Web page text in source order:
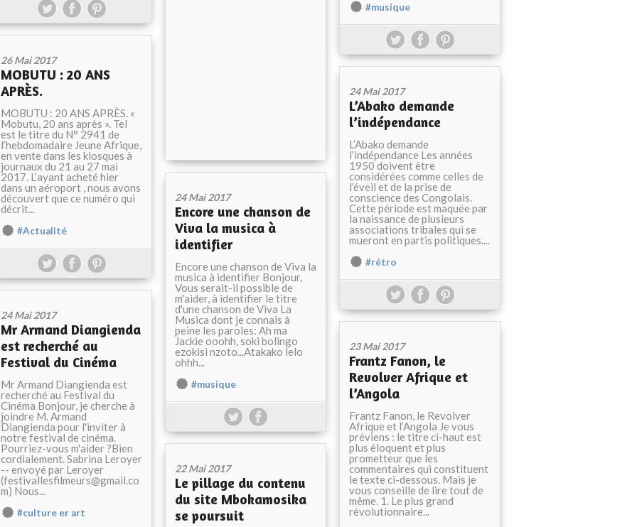
#musique
26 Mai 2017
MOBUTU : 20 ANS
APRÈS.
MOBUTU : 20 ANS APRÈS. «
Mobutu, 20 ans après ». Tel
est le titre du N° 2941 de
l’hebdomadaire Jeune Afrique,
en vente dans les kiosques à
journaux du 21 au 27 mai
2017. L’ayant acheté hier
dans un aéroport , nous avons
découvert que ce numéro qui
décrit...
#Actualité
24 Mai 2017
L’Abako demande
l’indépendance
L’Abako demande
l’indépendance Les années
1950 doivent être
considérées comme celles de
l’éveil et de la prise de
conscience des Congolais.
Cette période est maquée par
la naissance de plusieurs
associations tribales qui se
mueront en partis politiques....
#rétro
24 Mai 2017
Encore une chanson de
Viva la musica à
identifier
Encore une chanson de Viva la
musica à identifier Bonjour,
Vous serait-il possible de
m'aider, à identifier le titre
d'une chanson de Viva La
Musica dont je connais à
peine les paroles: Ah ma
Jackie ooohh, soki bolingo
ezokisi nzoto...Atakako lelo
ohhh...
#musique
24 Mai 2017
Mr Armand Diangienda
est recherché au
Festival du Cinéma
Mr Armand Diangienda est
recherché au Festival du
Cinéma Bonjour, je cherche à
joindre M. Armand
Diangienda pour l'inviter à
notre festival de cinéma.
Pourriez-vous m'aider ?Bien
cordialement. Sabrina Leroyer
-- envoyé par Leroyer
(festivallesfilmeurs@gmail.co
m) Nous...
#culture er art
23 Mai 2017
Frantz Fanon, le
Revolver Afrique et
l’Angola
Frantz Fanon, le Revolver
Afrique et l’Angola Je vous
préviens : le titre ci-haut est
plus éloquent et plus
prometteur que les
commentaires qui constituent
le texte ci-dessous. Mais je
vous conseille de lire tout de
même. 1. Le plus grand
révolutionnaire...
22 Mai 2017
Le pillage du contenu
du site Mbokamosika
se poursuit